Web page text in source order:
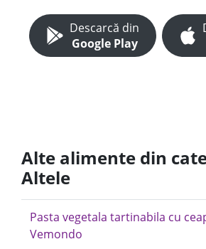
Descarcă din
Google Play
Alte alimente din
Altele
Pasta vegetala tartinabila cu
Vemondo